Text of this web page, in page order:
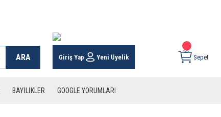
ARA Giriş Yap Yeni Üyelik Sepet
BAYİLİKLER GOOGLE YORUMLARI